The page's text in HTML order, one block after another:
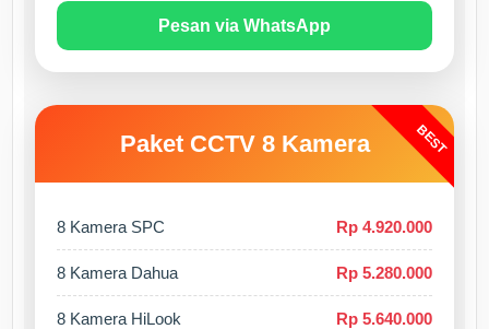
Pesan via WhatsApp
BEST
Paket CCTV 8 Kamera
8 Kamera SPC Rp 4.920.000
8 Kamera Dahua Rp 5.280.000
8 Kamera HiLook Rp 5.640.000